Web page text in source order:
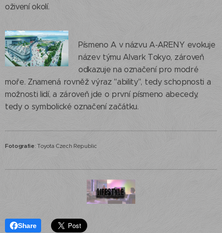
oživení okolí.
Písmeno A v názvu A-ARENY evokuje
název týmu Alvark Tokyo, zároveň
odkazuje na označení pro modré
moře. Znamená rovněž výraz "ability", tedy schopnosti a
možnosti lidí, a zároveň jde o první písmeno abecedy,
tedy o symbolické označení začátku.
Fotografie: Toyota Czech Republic
Share